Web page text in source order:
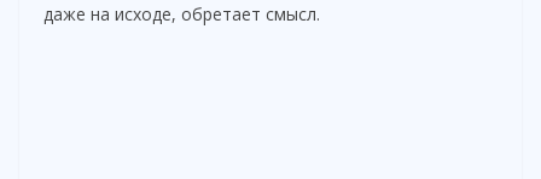
даже на исходе, обретает смысл.